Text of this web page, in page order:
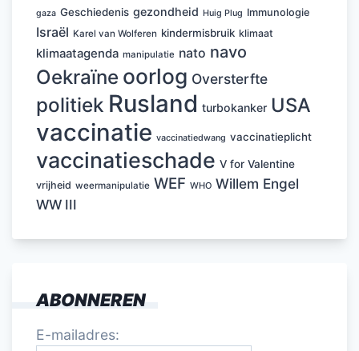
gaza Geschiedenis gezondheid Huig Plug Immunologie
Israël Karel van Wolferen kindermisbruik klimaat
klimaatagenda manipulatie nato navo
Oekraïne oorlog Oversterfte
politiek Rusland turbokanker USA
vaccinatie vaccinatiedwang vaccinatieplicht
vaccinatieschade V for Valentine
vrijheid weermanipulatie WEF WHO Willem Engel
WW III
ABONNEREN
E-mailadres: